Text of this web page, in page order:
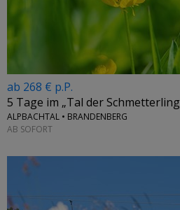
ab 268 € p.P.
5 Tage im „Tal der
ALPBACHTAL • BRANDENBERG
AB SOFORT